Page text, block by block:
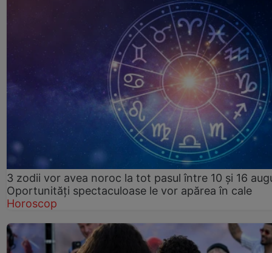
3 zodii vor avea noroc la tot pasul între 10 și 16
Oportunități spectaculoase le vor apărea în cale
Horoscop